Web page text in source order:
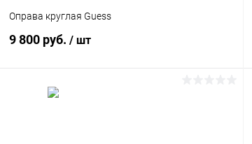
Оправа круглая Guess
9 800 руб. / шт